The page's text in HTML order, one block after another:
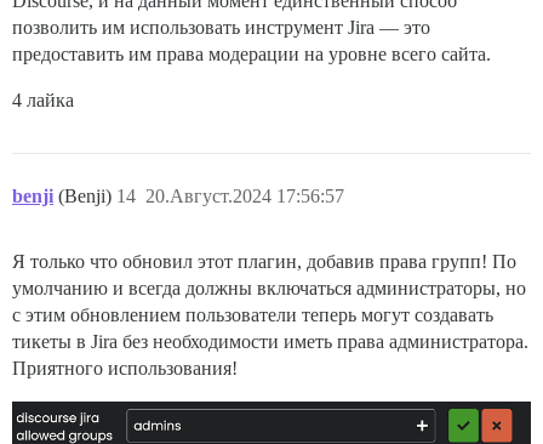
позволить им использовать инструмент Jira — это
предоставить им права модерации на уровне всего сайта.
4 лайка
benji (Benji) 20.Август.2024 17:56:57
14
Я только что обновил этот плагин, добавив права групп! По
умолчанию и всегда должны включаться администраторы, но
с этим обновлением пользователи теперь могут создавать
тикеты в Jira без необходимости иметь права администратора.
Приятного использования!